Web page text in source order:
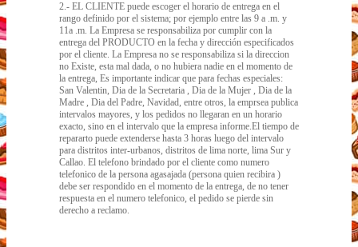
2.- EL CLIENTE puede escoger el horario de entrega en el
rango definido por el sistema; por ejemplo entre las 9 a .m. y
11a .m. La Empresa se responsabiliza por cumplir con la
entrega del PRODUCTO en la fecha y dirección especificados
por el cliente. La Empresa no se responsabiliza si la direccion
no Existe, esta mal dada, o no hubiera nadie en el momento de
la entrega, Es importante indicar que para fechas especiales:
San Valentin, Dia de la Secretaria , Dia de la Mujer , Dia de la
Madre , Dia del Padre, Navidad, entre otros, la emprsea publica
intervalos mayores, y los pedidos no llegaran en un horario
exacto, sino en el intervalo que la empresa informe.El tiempo de
repararto puede extenderse hasta 3 horas luego del intervalo
para distritos inter-urbanos, distritos de lima norte, lima Sur y
Callao. El telefono brindado por el cliente como numero
telefonico de la persona agasajada (persona quien recibira )
debe ser respondido en el momento de la entrega, de no tener
respuesta en el numero telefonico, el pedido se pierde sin
derecho a reclamo.